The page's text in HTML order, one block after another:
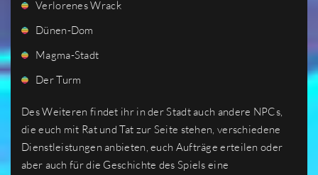
Verlorenes Wrack
Dünen-Dom
Magma-Stadt
Der Turm
Des Weiteren findet ihr in der Stadt auch andere NPCs,
die euch mit Rat und Tat zur Seite stehen, verschiedene
Dienstleistungen anbieten, euch Aufträge erteilen oder
aber auch für die Geschichte des Spiels eine